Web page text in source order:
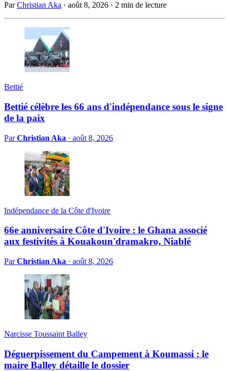
ParChristian Aka · août 8, 2026 · 2 min de lecture
Bettié
Bettié célèbre les 66 ans d'indépendance sous le signe
de la paix
ParChristian Aka · août 8, 2026
Indépendance de la Côte d'Ivoire
66e anniversaire Côte d'Ivoire : le Ghana associé
aux festivités à Kouakoun'dramakro, Niablé
ParChristian Aka · août 8, 2026
Narcisse Toussaint Balley
Déguerpissement du Campement à Koumassi : le
maire Balley détaille le dossier